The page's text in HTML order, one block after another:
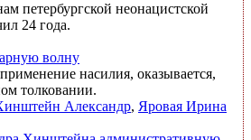
петербургской неонацистской
24 года.
волну
насилия, оказывается,
толковании.
Александр, Яровая Ирина